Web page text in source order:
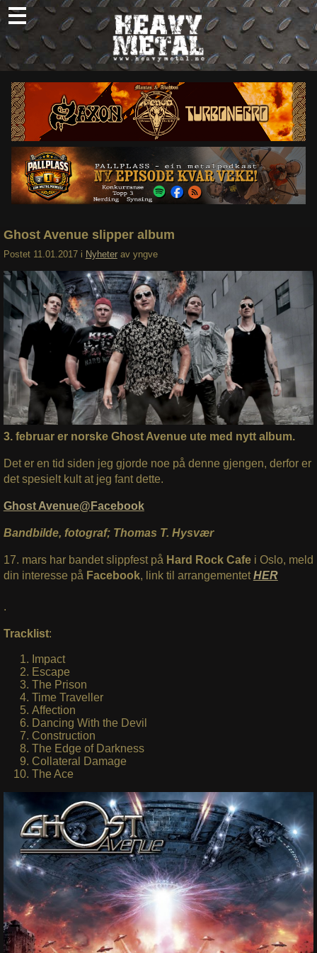
Skip
to
content
Nyheter
Omtaler
Intervjuer
Om oss
Abonner
Søk
Ghost Avenue slipper album
Postet 11.01.2017 i Nyheter av yngve
3. februar er norske Ghost Avenue ute med nytt album.
Det er en tid siden jeg gjorde noe på denne gjengen, derfor er
det spesielt kult at jeg fant dette.
Ghost Avenue@Facebook
Bandbilde, fotograf; Thomas T. Hysvær
17. mars har bandet slippfest på Hard Rock Cafei Oslo, meld
din interesse på Facebook, link til arrangementetHER
.
Tracklist:
Impact
Escape
The Prison
Time Traveller
Affection
Dancing With the Devil
Construction
The Edge of Darkness
Collateral Damage
The Ace